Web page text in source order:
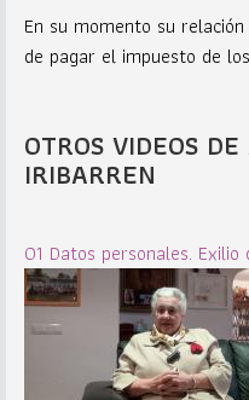
En su momento su
de pagar el impuesto de
OTROS VIDEOS
IRIBARREN
01 Datos personales. Exilio